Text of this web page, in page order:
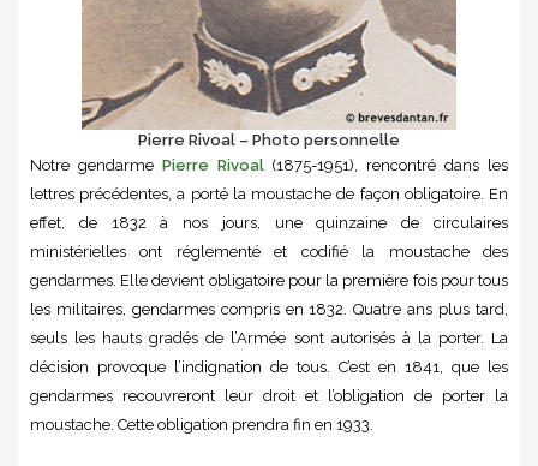
Pierre Rivoal – Photo personnelle
Notre gendarme Pierre Rivoal(1875-1951), rencontré dans les
lettres précédentes, a porté la moustache de façon obligatoire. En
effet, de 1832 à nos jours, une quinzaine de circulaires
ministérielles ont réglementé et codifié la moustache des
gendarmes. Elle devient obligatoire pour la première fois pour tous
les militaires, gendarmes compris en 1832. Quatre ans plus tard,
seuls les hauts gradés de l’Armée sont autorisés à la porter. La
décision provoque l’indignation de tous. C’est en 1841, que les
gendarmes recouvreront leur droit et l’obligation de porter la
moustache. Cette obligation prendra fin en 1933.